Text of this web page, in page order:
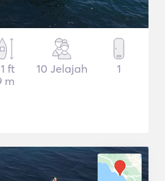
ft
m
10 Jelajah 1